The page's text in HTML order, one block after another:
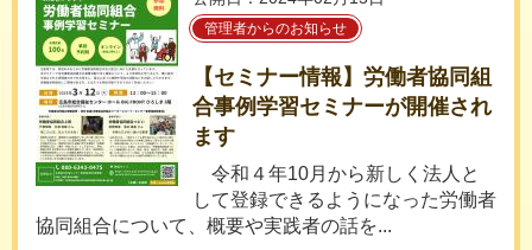
管理者からのお知らせ
【セミナー情報】労働者協同組
合事例学習セミナーが開催され
ます
令和４年10月から新しく法人と
して登録できるようになった労働者
協同組合について、概要や実践者の話を...